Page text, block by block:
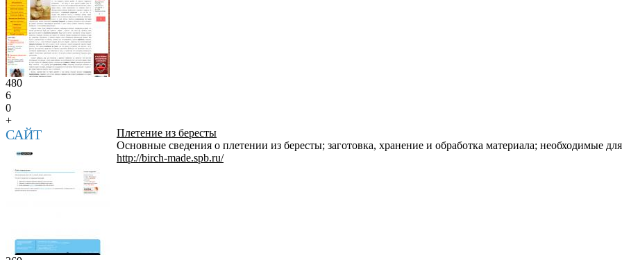
480
6
0
+
САЙТ
Плетение из бересты
Основные сведения о плетении из бересты; заготовка, хранение и обработка материала; необходимые
http://birch-made.spb.ru/